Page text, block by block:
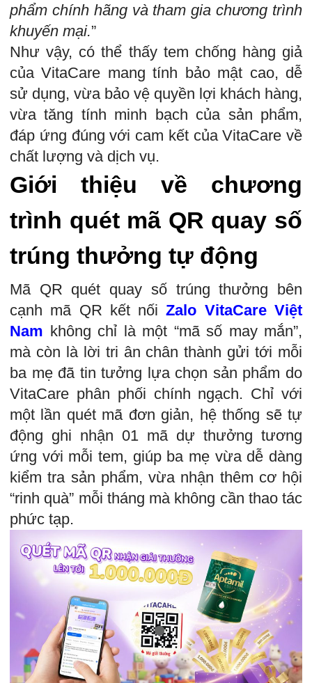
phẩm chính hãng và tham gia chương trình
khuyến mại.”
Như vậy, có thể thấy tem chống hàng giả
của VitaCare mang tính bảo mật cao, dễ
sử dụng, vừa bảo vệ quyền lợi khách hàng,
vừa tăng tính minh bạch của sản phẩm,
đáp ứng đúng với cam kết của VitaCare về
chất lượng và dịch vụ.
Giới thiệu về chương
trình quét mã QR quay số
trúng thưởng tự động
Mã QR quét quay số trúng thưởng bên
cạnh mã QR kết nốiZalo VitaCare Việt
Nam không chỉ là một “mã số may mắn”,
mà còn là lời tri ân chân thành gửi tới mỗi
ba mẹ đã tin tưởng lựa chọn sản phẩm do
VitaCare phân phối chính ngạch. Chỉ với
một lần quét mã đơn giản, hệ thống sẽ tự
động ghi nhận 01 mã dự thưởng tương
ứng với mỗi tem, giúp ba mẹ vừa dễ dàng
kiểm tra sản phẩm, vừa nhận thêm cơ hội
“rinh quà” mỗi tháng mà không cần thao tác
phức tạp.